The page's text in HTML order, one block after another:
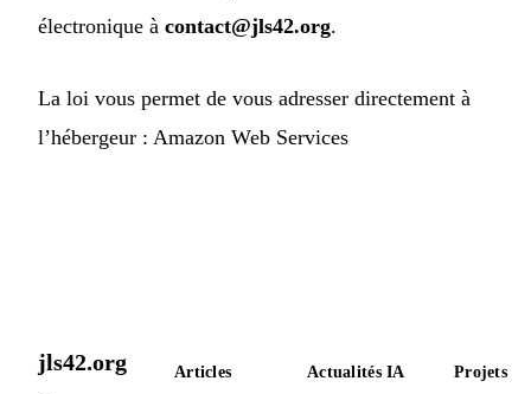
électronique à contact@jls42.org.
La loi vous permet de vous adresser directement à
l’hébergeur : Amazon Web Services
jls42.org Articles Actualités IA Projets